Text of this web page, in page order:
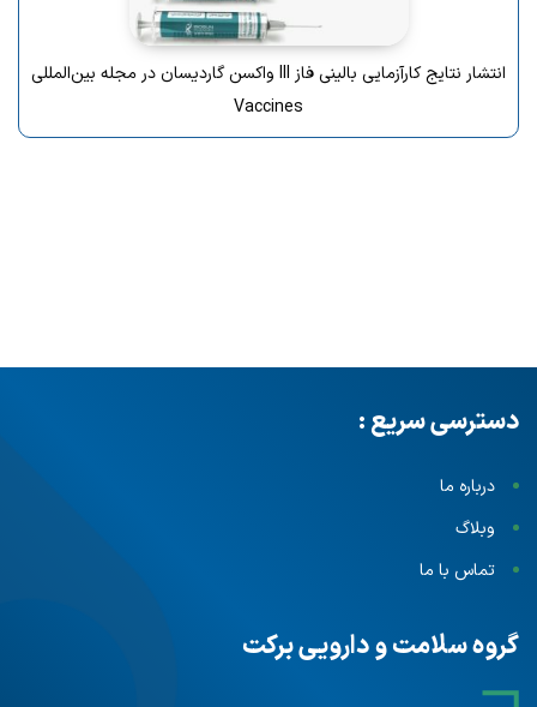
انتشار نتایج کارآزمایی بالینی فاز III واکسن گاردیسان در مجله بین‌المللی
Vaccines
دسترسی سریع :
درباره ما
وبلاگ
تماس با ما
گروه سلامت و دارویی برکت